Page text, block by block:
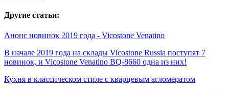
Другие статьи:
Анонс новинок 2019 года - Vicostone Venatino
В начале 2019 года на склады Vicostone Russia поступят 7
новинок, и Vicostone Venatino BQ-8660 одна из них!
Кухня в классическом стиле с кварцевым агломератом